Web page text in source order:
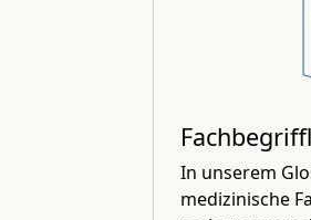
In unserem
medizinische